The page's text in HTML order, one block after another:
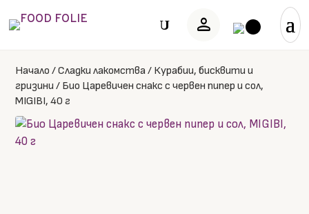
person
U
Начало /Сладки лакомства/ Курабии, бисквити и
гризини / Био Царевичен снакс с червен пипер и сол,
MIGIBI, 40 г